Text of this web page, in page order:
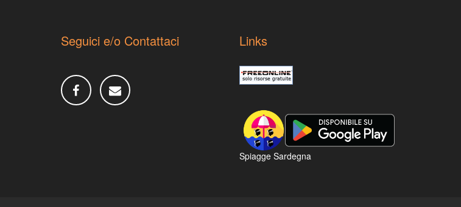
Seguici e/o Contattaci Links
Spiagge Sardegna